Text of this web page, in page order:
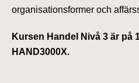
organisationsformer och
Kursen Handel Nivå 3 är på
HAND3000X.